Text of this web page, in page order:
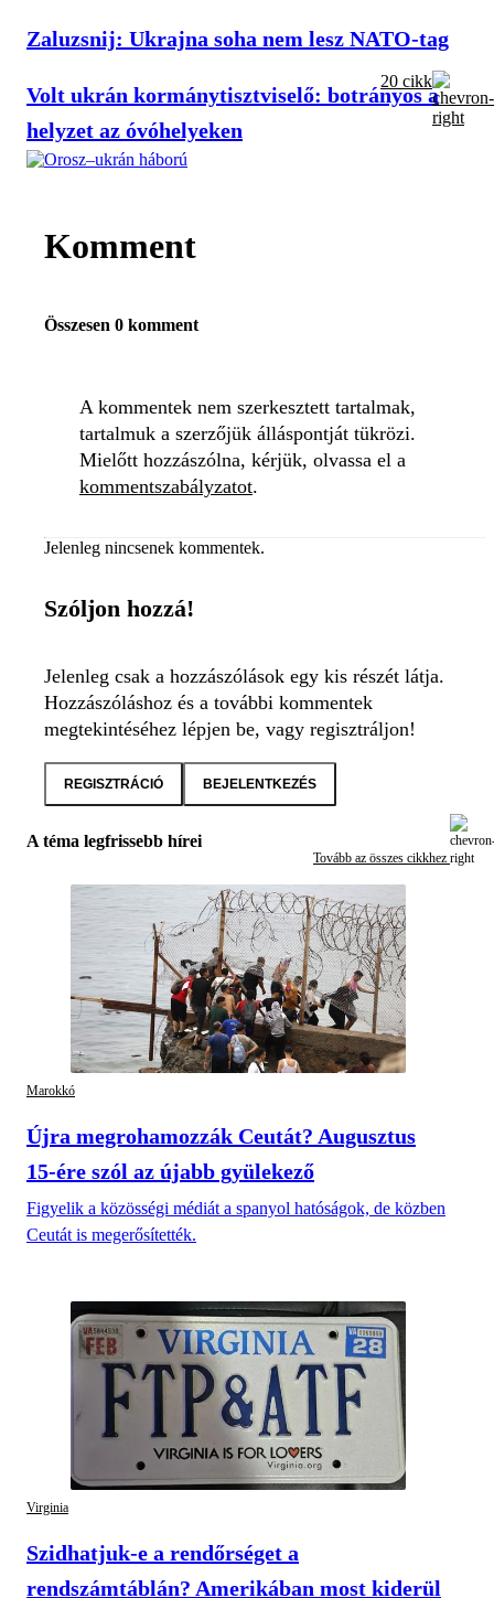
Zaluzsnij: Ukrajna soha nem lesz NATO-tag
Volt ukrán kormánytisztviselő: botrányos a
helyzet az óvóhelyeken
20 cikk
Komment
Összesen 0 komment
A kommentek nem szerkesztett tartalmak,
tartalmuk a szerzőjük álláspontját tükrözi.
Mielőtt hozzászólna, kérjük, olvassa el a
kommentszabályzatot.
Jelenleg nincsenek kommentek.
Szóljon hozzá!
Jelenleg csak a hozzászólások egy kis részét látja.
Hozzászóláshoz és a további kommentek
megtekintéséhez lépjen be, vagy regisztráljon!
REGISZTRÁCIÓ BEJELENTKEZÉS
A téma legfrissebb hírei
Tovább az összes cikkhez
Marokkó
Újra megrohamozzák Ceutát? Augusztus
15-ére szól az újabb gyülekező
Figyelik a közösségi médiát a spanyol hatóságok, de közben
Ceutát is megerősítették.
Virginia
Szidhatjuk-e a rendőrséget a
rendszámtáblán? Amerikában most kiderül